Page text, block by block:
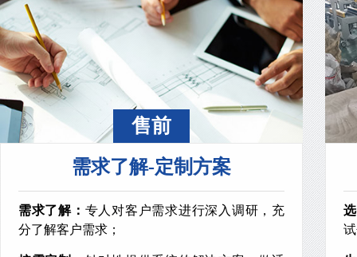
售前
需求了解-定制方案
需求了解： 专人对客户需求进行深入调研，充
分了解客户需求；